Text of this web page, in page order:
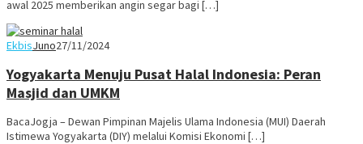
awal 2025 memberikan angin segar bagi […]
EkbisJuno27/11/2024
Yogyakarta Menuju Pusat Halal Indonesia: Peran
Masjid dan UMKM
BacaJogja – Dewan Pimpinan Majelis Ulama Indonesia (MUI) Daerah
Istimewa Yogyakarta (DIY) melalui Komisi Ekonomi […]